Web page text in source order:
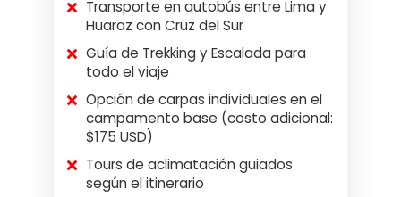
Transporte en autobús entre Lima y
Huaraz con Cruz del Sur
Guía de Trekking y Escalada para
todo el viaje
Opción de carpas individuales en el
campamento base (costo adicional:
$175 USD)
Tours de aclimatación guiados
según el itinerario